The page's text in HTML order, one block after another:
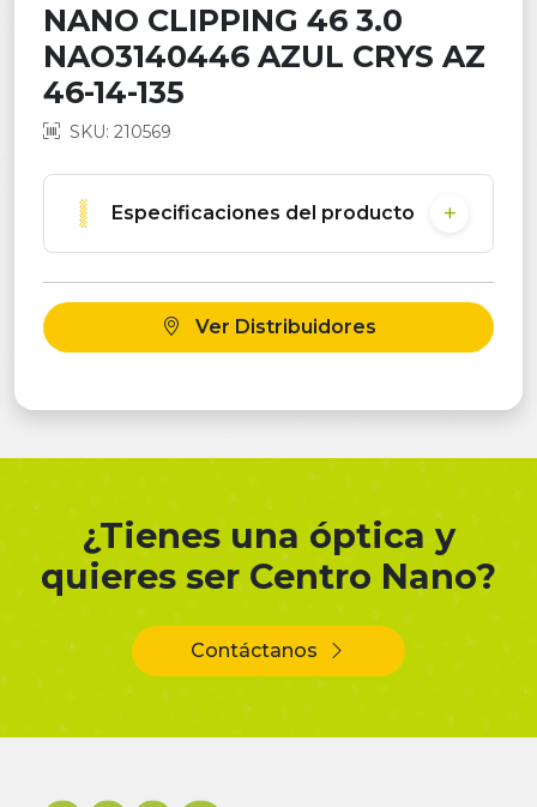
NANO CLIPPING 46 3.0
NAO3140446 AZUL CRYS AZ
46-14-135
SKU: 210569
Especificaciones del producto
Ver Distribuidores
¿Tienes una óptica y
quieres ser Centro Nano?
Contáctanos